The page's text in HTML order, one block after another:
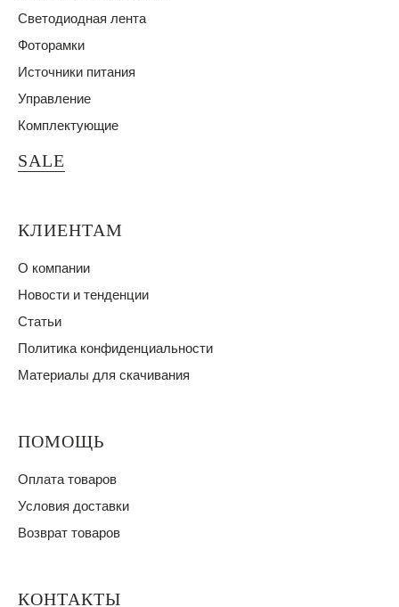
Светодиодная лента
Фоторамки
Источники питания
Управление
Комплектующие
SALE
КЛИЕНТАМ
О компании
Новости и тенденции
Статьи
Политика конфиденциальности
Материалы для скачивания
ПОМОЩЬ
Оплата товаров
Условия доставки
Возврат товаров
КОНТАКТЫ